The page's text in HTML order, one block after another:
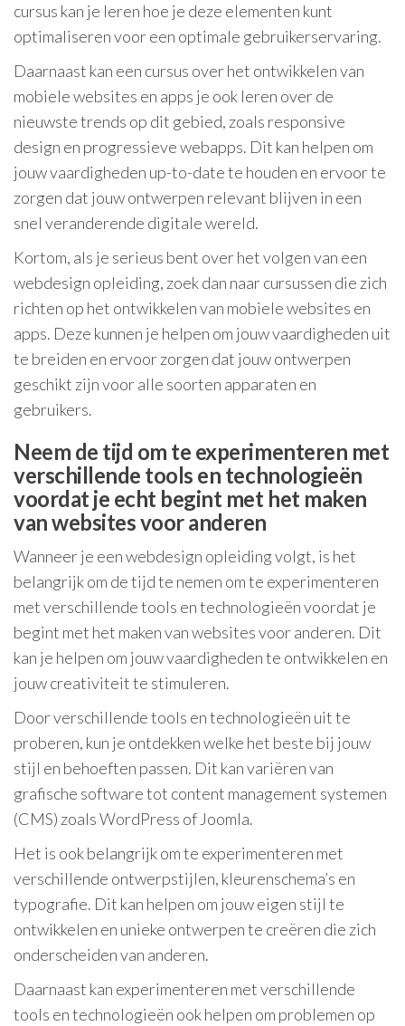
cursus kan je leren hoe je deze elementen kunt
optimaliseren voor een optimale gebruikerservaring.
Daarnaast kan een cursus over het ontwikkelen van
mobiele websites en apps je ook leren over de
nieuwste trends op dit gebied, zoals responsive
design en progressieve webapps. Dit kan helpen om
jouw vaardigheden up-to-date te houden en ervoor te
zorgen dat jouw ontwerpen relevant blijven in een
snel veranderende digitale wereld.
Kortom, als je serieus bent over het volgen van een
webdesign opleiding, zoek dan naar cursussen die zich
richten op het ontwikkelen van mobiele websites en
apps. Deze kunnen je helpen om jouw vaardigheden uit
te breiden en ervoor zorgen dat jouw ontwerpen
geschikt zijn voor alle soorten apparaten en
gebruikers.
Neem de tijd om te experimenteren met
verschillende tools en technologieën
voordat je echt begint met het maken
van websites voor anderen
Wanneer je een webdesign opleiding volgt, is het
belangrijk om de tijd te nemen om te experimenteren
met verschillende tools en technologieën voordat je
begint met het maken van websites voor anderen. Dit
kan je helpen om jouw vaardigheden te ontwikkelen en
jouw creativiteit te stimuleren.
Door verschillende tools en technologieën uit te
proberen, kun je ontdekken welke het beste bij jouw
stijl en behoeften passen. Dit kan variëren van
grafische software tot content management systemen
(CMS) zoals WordPress of Joomla.
Het is ook belangrijk om te experimenteren met
verschillende ontwerpstijlen, kleurenschema’s en
typografie. Dit kan helpen om jouw eigen stijl te
ontwikkelen en unieke ontwerpen te creëren die zich
onderscheiden van anderen.
Daarnaast kan experimenteren met verschillende
tools en technologieën ook helpen om problemen op